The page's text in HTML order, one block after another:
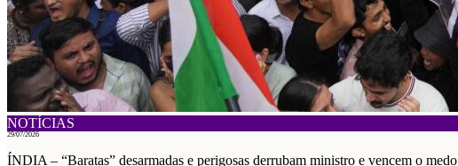
NOTÍCIAS
29/07/2026
ÍNDIA – “Baratas” desarmadas e perigosas derrubam ministro e vencem o medo